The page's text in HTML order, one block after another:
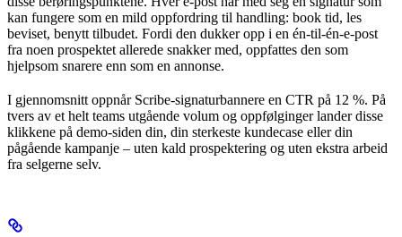
kan fungere som en mild oppfordring til handling: book tid, les
beviset, benytt tilbudet. Fordi den dukker opp i en én-til-én-e-post
fra noen prospektet allerede snakker med, oppfattes den som
hjelpsom snarere enn som en annonse.
I gjennomsnitt oppnår Scribe-signaturbannere en CTR på 12 %. På
tvers av et helt teams utgående volum og oppfølginger lander disse
klikkene på demo-siden din, din sterkeste kundecase eller din
pågående kampanje – uten kald prospektering og uten ekstra arbeid
fra selgerne selv.